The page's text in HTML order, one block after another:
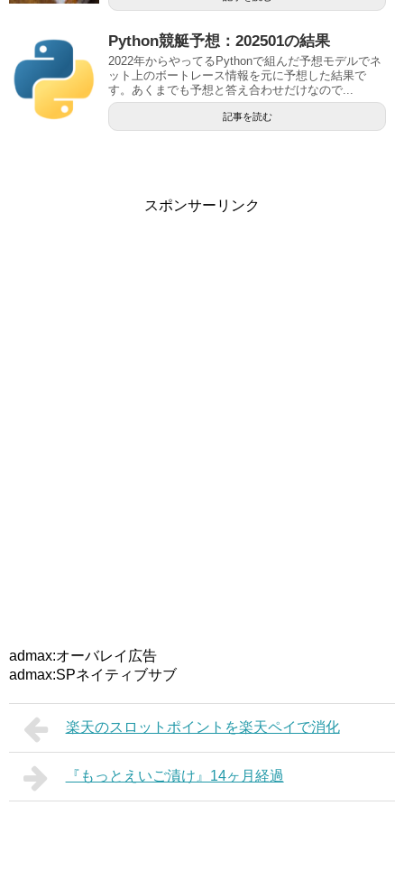
Python競艇予想：202501の結果
2022年からやってるPythonで組んだ予想モデルでネ
ット上のボートレース情報を元に予想した結果で
す。あくまでも予想と答え合わせだけなので...
記事を読む
スポンサーリンク
admax:オーバレイ広告
admax:SPネイティブサブ
楽天のスロットポイントを楽天ペイで消化
『もっとえいご漬け』14ヶ月経過